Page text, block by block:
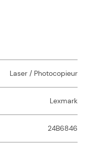
Laser / Photocopieur
Lexmark
24B6846